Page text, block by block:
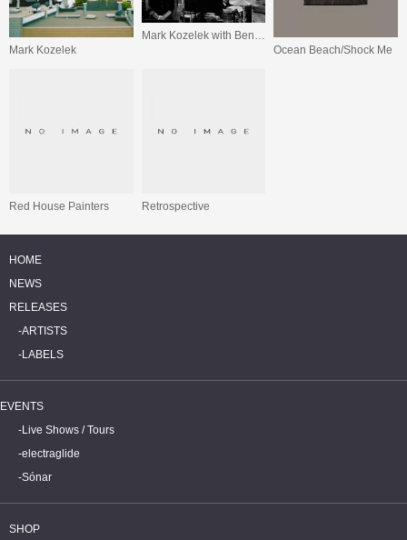
Mark Kozelek
Ocean Beach/Shock Me
Red House Painters Retrospective
HOME
NEWS
RELEASES
ARTISTS
LABELS
EVENTS
Live Shows / Tours
electraglide
Sónar
SHOP